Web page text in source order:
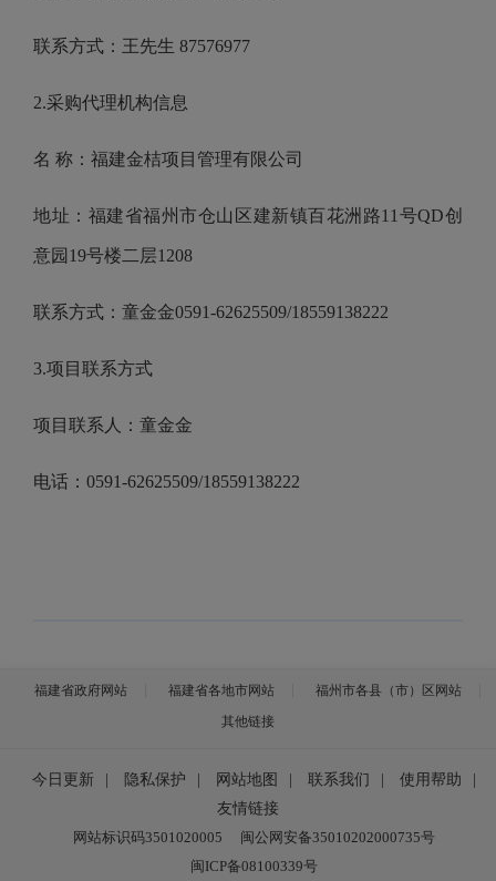
联系方式：王先生 87576977
2.采购代理机构信息
名 称：福建金桔项目管理有限公司
地址：福建省福州市仓山区建新镇百花洲路11号QD创
意园19号楼二层1208
联系方式：童金金0591-62625509/18559138222
3.项目联系方式
项目联系人：童金金
电话： 0591-62625509/18559138222
福建省政府网站 福建省各地市网站
福州市各县（市）区网站
其他链接
今日更新 隐私保护 网站地图 联系我们 使用帮助
友情链接
网站标识码3501020005
闽公网安备35010202000735号
闽ICP备08100339号